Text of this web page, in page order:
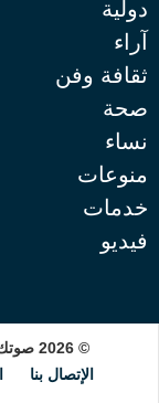
دولية
آراء
ثقافة وفن
صحة
نساء
منوعات
خدمات
فيديو
© 2026 صوتك ® علامة مسجلة، جميع الحقوق محفوظة.
الإتصال بنا